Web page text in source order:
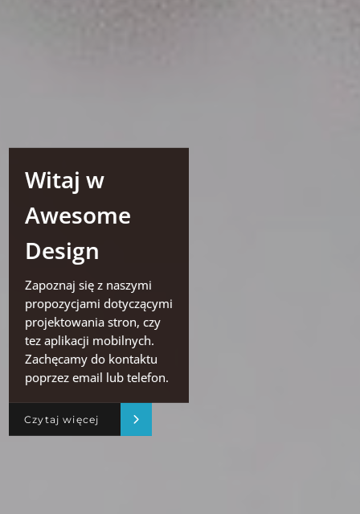
Witaj w
Awesome
Design
Zapoznaj się z naszymi
propozycjami dotyczącymi
projektowania stron, czy
tez aplikacji mobilnych.
Zachęcamy do kontaktu
poprzez email lub telefon.
Czytaj więcej